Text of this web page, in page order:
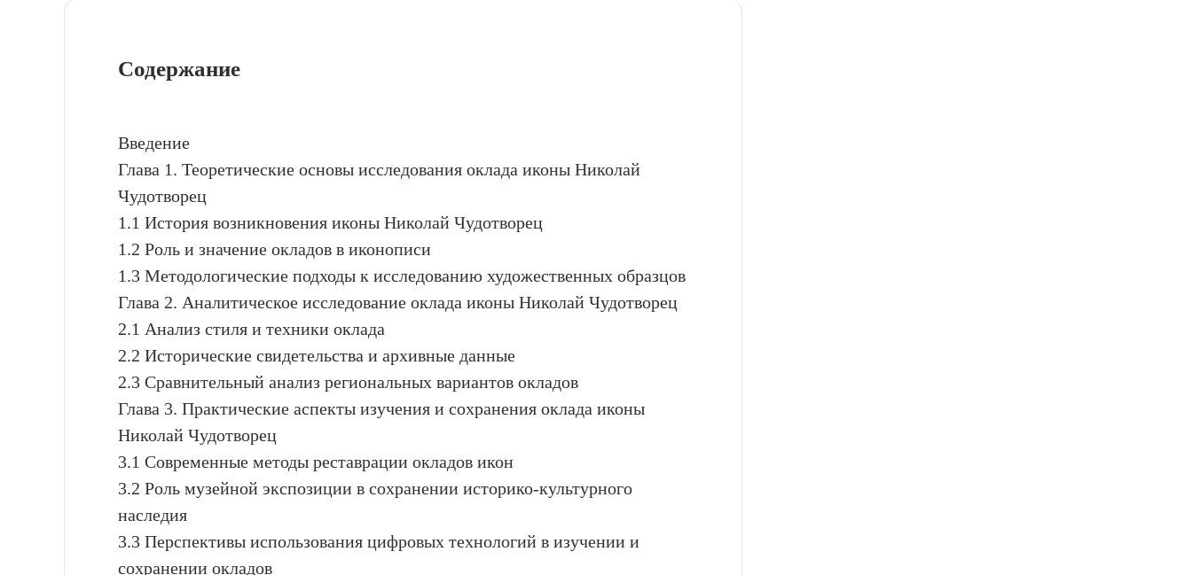
Содержание
Введение
Глава 1. Теоретические основы исследования оклада иконы Николай
Чудотворец
1.1 История возникновения иконы Николай Чудотворец
1.2 Роль и значение окладов в иконописи
1.3 Методологические подходы к исследованию художественных образцов
Глава 2. Аналитическое исследование оклада иконы Николай Чудотворец
2.1 Анализ стиля и техники оклада
2.2 Исторические свидетельства и архивные данные
2.3 Сравнительный анализ региональных вариантов окладов
Глава 3. Практические аспекты изучения и сохранения оклада иконы
Николай Чудотворец
3.1 Современные методы реставрации окладов икон
3.2 Роль музейной экспозиции в сохранении историко-культурного
наследия
3.3 Перспективы использования цифровых технологий в изучении и
сохранении окладов